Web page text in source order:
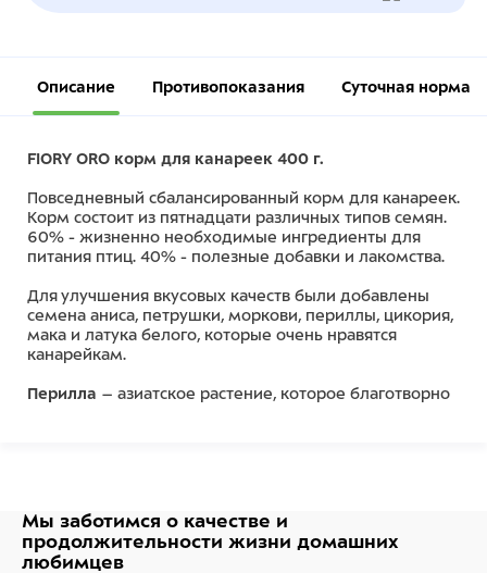
Описание Противопоказания Суточная норма
FIORY ORO корм для канареек 400 г.
Повседневный сбалансированный корм для канареек.
Корм состоит из пятнадцати различных типов семян.
60% - жизненно необходимые ингредиенты для
питания птиц. 40% - полезные добавки и лакомства.
Для улучшения вкусовых качеств были добавлены
семена аниса, петрушки, моркови, периллы, цикория,
мака и латука белого, которые очень нравятся
канарейкам.
Перилла – азиатское растение, которое благотворно
Состав
Семена: канареечник, лен, конопля, перилла,
Мы заботимся о качестве и
продолжительности жизни домашних
любимцев